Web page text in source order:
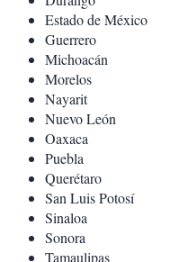
Estado de México
Guerrero
Michoacán
Morelos
Nayarit
Nuevo León
Oaxaca
Puebla
Querétaro
San Luis Potosí
Sinaloa
Sonora
Tamaulipas